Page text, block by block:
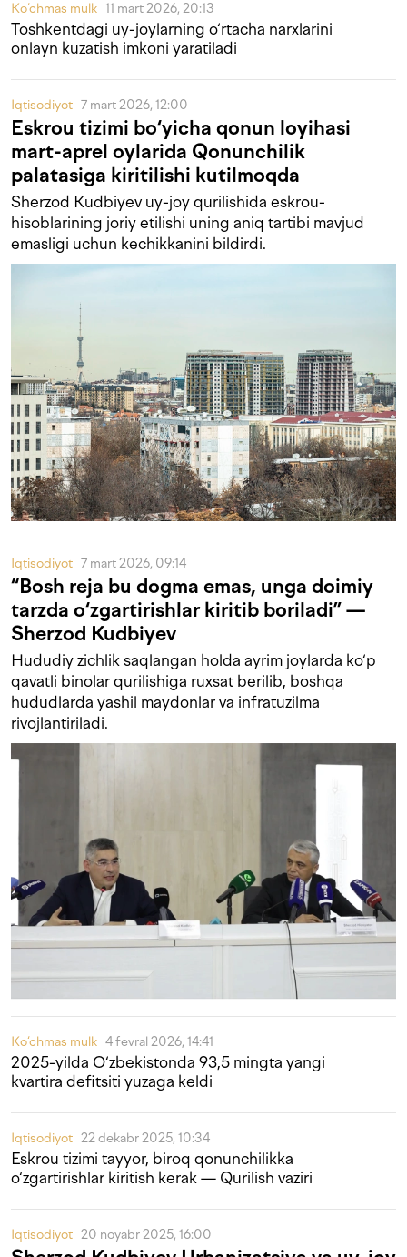
Ko‘chmas mulk 11 mart 2026, 20:13
Toshkentdagi uy-joylarning o‘rtacha narxlarini
onlayn kuzatish imkoni yaratiladi
Iqtisodiyot 7 mart 2026, 12:00
Eskrou tizimi bo‘yicha qonun loyihasi
mart-aprel oylarida Qonunchilik
palatasiga kiritilishi kutilmoqda
Sherzod Kudbiyev uy-joy qurilishida eskrou-
hisoblarining joriy etilishi uning aniq tartibi mavjud
emasligi uchun kechikkanini bildirdi.
Iqtisodiyot 7 mart 2026, 09:14
“Bosh reja bu dogma emas, unga doimiy
tarzda o‘zgartirishlar kiritib boriladi” —
Sherzod Kudbiyev
Hududiy zichlik saqlangan holda ayrim joylarda ko‘p
qavatli binolar qurilishiga ruxsat berilib, boshqa
hududlarda yashil maydonlar va infratuzilma
rivojlantiriladi.
Ko‘chmas mulk 4 fevral 2026, 14:41
2025-yilda O‘zbekistonda 93,5 mingta yangi
kvartira defitsiti yuzaga keldi
Iqtisodiyot 22 dekabr 2025, 10:34
Eskrou tizimi tayyor, biroq qonunchilikka
o‘zgartirishlar kiritish kerak — Qurilish vaziri
Iqtisodiyot 20 noyabr 2025, 16:00